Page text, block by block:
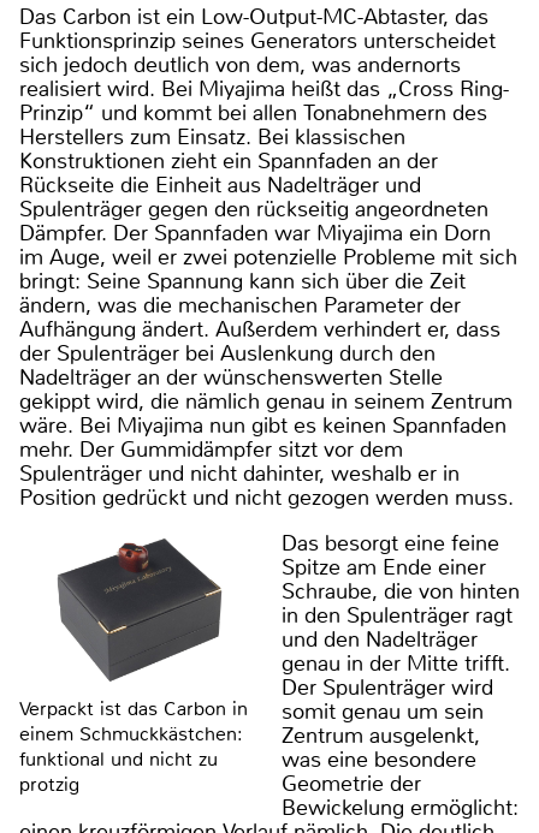
Das Carbon ist ein Low-Output-MC-Abtaster, das
Funktionsprinzip seines Generators unterscheidet
sich jedoch deutlich von dem, was andernorts
realisiert wird. Bei Miyajima heißt das „Cross Ring-
Prinzip“ und kommt bei allen Tonabnehmern des
Herstellers zum Einsatz. Bei klassischen
Konstruktionen zieht ein Spannfaden an der
Rückseite die Einheit aus Nadelträger und
Spulenträger gegen den rückseitig angeordneten
Dämpfer. Der Spannfaden war Miyajima ein Dorn
im Auge, weil er zwei potenzielle Probleme mit sich
bringt: Seine Spannung kann sich über die Zeit
ändern, was die mechanischen Parameter der
Aufhängung ändert. Außerdem verhindert er, dass
der Spulenträger bei Auslenkung durch den
Nadelträger an der wünschenswerten Stelle
gekippt wird, die nämlich genau in seinem Zentrum
wäre. Bei Miyajima nun gibt es keinen Spannfaden
mehr. Der Gummidämpfer sitzt vor dem
Spulenträger und nicht dahinter, weshalb er in
Position gedrückt und nicht gezogen werden muss.
Verpackt ist das Carbon in
einem Schmuckkästchen:
funktional und nicht zu
protzig
Das besorgt eine feine
Spitze am Ende einer
Schraube, die von hinten
in den Spulenträger ragt
und den Nadelträger
genau in der Mitte trifft.
Der Spulenträger wird
somit genau um sein
Zentrum ausgelenkt,
was eine besondere
Geometrie der
Bewickelung ermöglicht: